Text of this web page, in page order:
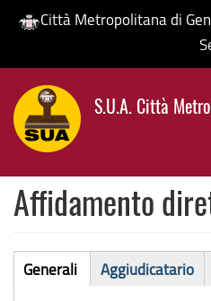
Salta
contenuto
principale
Città Metropolitana di
S.U.A. Città
Affidamento
Affidamento
Generali
Aggiudicatario